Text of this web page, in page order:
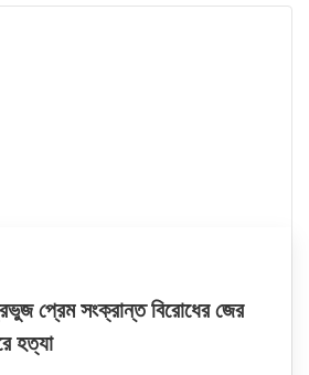
প্রেম সংক্রান্ত বিরোধের জের
হত্যা